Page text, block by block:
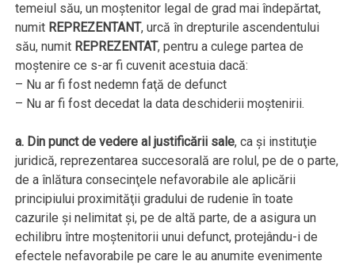
temeiul său, un moştenitor legal de grad mai îndepărtat,
numit REPREZENTANT, urcă în drepturile ascendentului
său, numit REPREZENTAT, pentru a culege partea de
moştenire ce s-ar fi cuvenit acestuia dacă:
– Nu ar fi fost nedemn faţă de defunct
– Nu ar fi fost decedat la data deschiderii moştenirii.
a. Din punct de vedere al justificării sale, ca şi instituţie
juridică, reprezentarea succesorală are rolul, pe de o parte,
de a înlătura consecinţele nefavorabile ale aplicării
principiului proximităţii gradului de rudenie în toate
cazurile şi nelimitat şi, pe de altă parte, de a asigura un
echilibru între moştenitorii unui defunct, protejându-i de
efectele nefavorabile pe care le au anumite evenimente